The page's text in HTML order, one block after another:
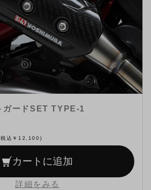
ガードSET TYPE-1
込￥12,100)
カートに追加
詳細をみる